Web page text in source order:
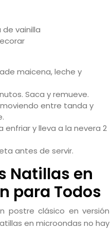
vainilla
maicena, leche y
Saca y remueve.
entre tanda y
enfriar y lleva a la nevera 2
antes de servir.
Natillas en
para Todos
postre clásico en versión
en microondas no hay